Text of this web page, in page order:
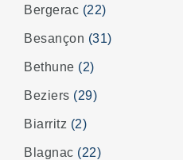
Bergerac (22)
Besançon (31)
Bethune (2)
Beziers (29)
Biarritz (2)
Blagnac (22)